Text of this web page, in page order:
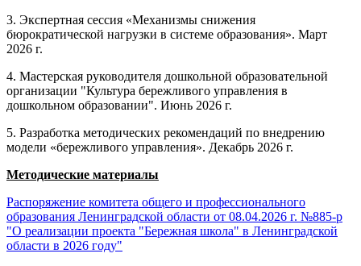
3. Экспертная сессия «Механизмы снижения
бюрократической нагрузки в системе образования». Март
2026 г.
4. Мастерская руководителя дошкольной образовательной
организации "Культура бережливого управления в
дошкольном образовании". Июнь 2026 г.
5. Разработка методических рекомендаций по внедрению
модели «бережливого управления». Декабрь 2026 г.
Методические материалы
Распоряжение комитета общего и профессионального
образования Ленинградской области от 08.04.2026 г. №885-р
"О реализации проекта "Бережная школа" в Ленинградской
области в 2026 году"